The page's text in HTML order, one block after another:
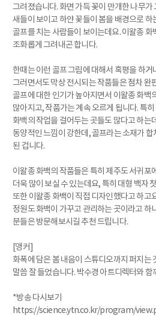
그려졌습니다. 화면 가득 꽃이 만개한 나무가
새들이 보이고 하얀 꽃들이 봄을 배경으로 하
골프를 치는 사람들이 보이는데요. 이왈종
조화롭게 그려내곤 합니다.
한때는 이런 골프 그림에 대해서 혹평을 하거
그러면서도 막상 전시되는 작품들은 점차 완
골프에 대한 인기가 높아지면서 이왈종 화백
많아지고, 작품가는 계속 오르게 됩니다. 특
화백의 작업을 걸어두는 곳들도 많다고 하는
동양적인 느낌이 강한데, 골프라는 소재가 합
된 겁니다.
이왈종 화백의 작품들은 특히 제주도 서귀포
더욱 많이 보실 수 있는데요, 특히 대형 백자
또한 이왈종 화백이 직접 디자인했다고 하고
정원도 화백이 가꾸고 관리하는 곳이라고 하
분들은 방문해보시길 추천 드립니다.
[앵커]
화폭에 담은 봄 내음이 스튜디오까지 퍼지는
말씀 잘 들었습니다. 박수경 아트디렉터와 함
*방송 다시보기
https://science.ytn.co.kr/program/